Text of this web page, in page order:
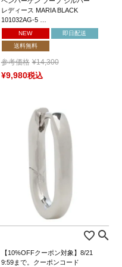
レディース MARIA BLACK
101032AG-5 …
NEW
即日配送
送料無料
参考価格 ¥14,300
¥9,980税込
【10%OFFクーポン対象】8/21
9:59まで。クーポンコード